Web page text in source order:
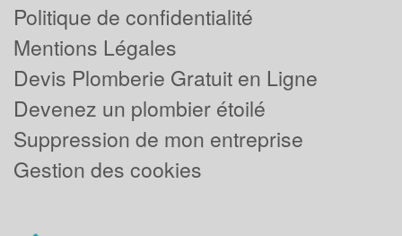
Politique de confidentialité
Mentions Légales
Devis Plomberie Gratuit en Ligne
Devenez un plombier étoilé
Suppression de mon entreprise
Gestion des cookies